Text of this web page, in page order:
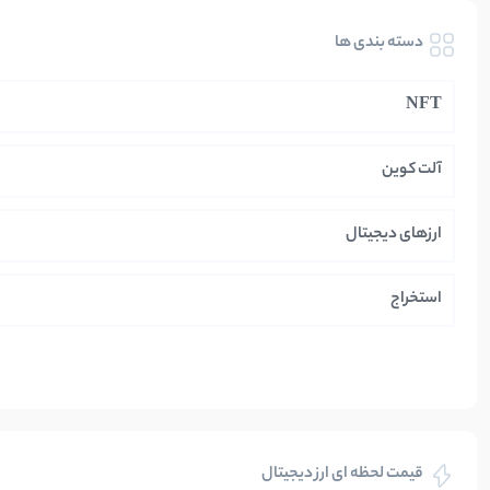
دسته بندی ها
NFT
آلت کوین
ارزهای دیجیتال
استخراج
قیمت لحظه ای ارز دیجیتال